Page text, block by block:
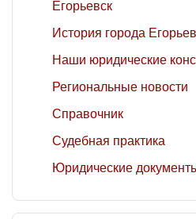
Егорьевск
История города
Наши юридические
Региональные новости
Справочник
Судебная практика
Юридические